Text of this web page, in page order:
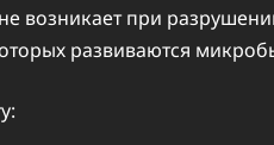
возникает при
развиваются